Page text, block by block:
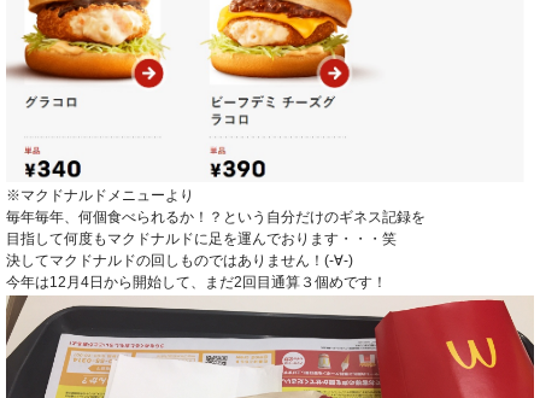
※マクドナルドメニューより
毎年毎年、何個食べられるか！？という自分だけのギネス記録を
目指して何度もマクドナルドに足を運んでおります・・・笑
決してマクドナルドの回しものではありません！(-∀-)
今年は12月4日から開始して、まだ2回目通算３個めです！